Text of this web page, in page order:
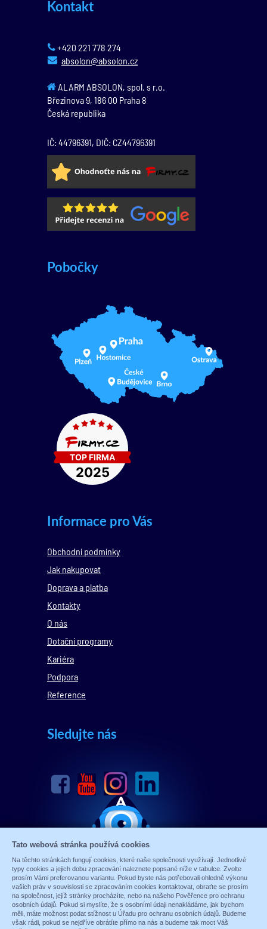
Kontakt
+420 221 778 274
absolon@absolon.cz
ALARM ABSOLON, spol. s r.o.
Březinova 9, 186 00 Praha 8
Česká republika
IČ: 44796391, DIČ: CZ44796391
Pobočky
Informace pro Vás
Obchodní podmínky
Jak nakupovat
Doprava a platba
Kontakty
O nás
Dotační programy
Kariéra
Podpora
Reference
Sledujte nás
© 1989 - 2026 ALARM ABSOLON, spol. s.r.o.
Tato webová stránka používá cookies
Na těchto stránkách fungují cookies, které naše společnosti využívají. Jednotlivé
typy cookies a jejich dobu zpracování naleznete popsané níže v tabulce. Zvolte
prosím Vámi preferovanou variantu. Pokud byste nás potřebovali ohledně výkonu
vašich práv v souvislosti se zpracováním cookies kontaktovat, obraťte se prosím
na společnost, jejíž stránky procházíte, nebo na našeho Pověřence pro ochranu
osobních údajů. Pokud si myslíte, že s osobními údaji nenakládáme, jak bychom
měli, máte možnost podat stížnost u Úřadu pro ochranu osobních údajů. Budeme
však rádi, pokud se nejdříve obrátíte přímo na nás a budeme tak moct Váš